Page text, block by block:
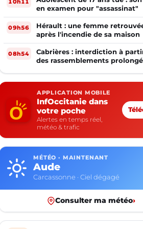
en examen pour "assassinat"
09h56
Hérault : une femme
après l'incendie de sa maison
08h54
Cabrières : interdiction à
des rassemblements
APPLICATION MOBILE
InfOccitanie dans
votre poche
Alertes en temps réel,
météo & trafic
MÉTÉO · MAINTENANT
Aude
Carcassonne · Ciel dégagé
Consulter ma météo›